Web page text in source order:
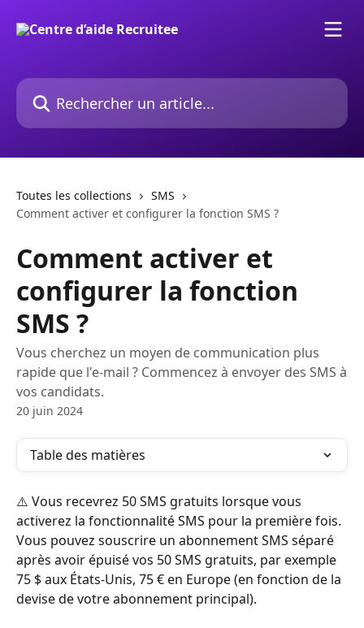
Rechercher un article...
Toutes les collections
SMS
Comment activer et configurer la fonction SMS ?
Comment activer et
configurer la fonction
SMS ?
Vous cherchez un moyen de communication plus
rapide que l'e-mail ? Commencez à envoyer des SMS à
vos candidats.
20 juin 2024
Table des matières
⚠️ Vous recevrez 50 SMS gratuits lorsque vous
activerez la fonctionnalité SMS pour la première fois.
Vous pouvez souscrire un abonnement SMS séparé
après avoir épuisé vos 50 SMS gratuits, par exemple
75 $ aux États-Unis, 75 € en Europe (en fonction de la
devise de votre abonnement principal).